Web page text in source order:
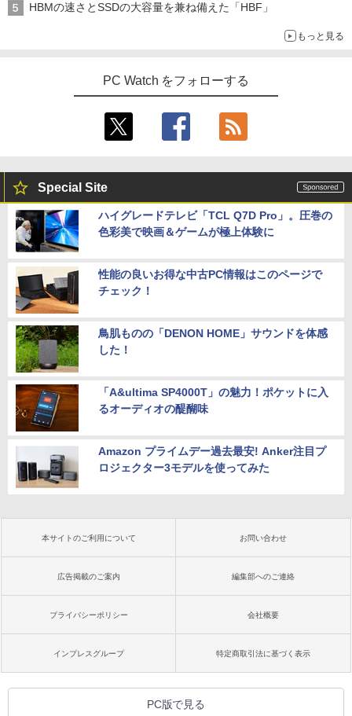
HBMの速さとSSDの大容量を兼ね備えた「HBF」
もっと見る
PC Watch をフォローする
Special Site
ハイグレードテレビ「TCL Q7D Pro」。圧巻の
色彩美で映画＆ゲームが極上体験に
性能の良いお得な中古PC情報はこのページで
チェック！
鳥肌ものの「DENON HOME」サウンドを体感
した！
「A&ultima SP4000T」の魅力！ポケットに入
るオーディオの醍醐味
Amazon プライムデー過去最安! Anker注目プ
ロジェクター3モデルを使ってみた
本サイトのご利用について お問い合わせ
広告掲載のご案内 編集部へのご連絡
プライバシーポリシー 会社概要
インプレスグループ 特定商取引法に基づく表示
PC版で見る